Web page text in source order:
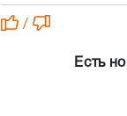
/
Есть